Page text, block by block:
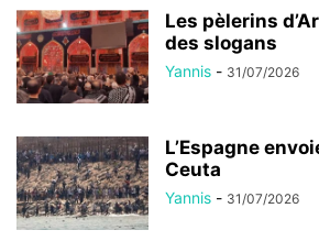
Les pèlerins
des slogans
Yannis - 31/07/2026
L’Espagne
Ceuta
Yannis - 31/07/2026